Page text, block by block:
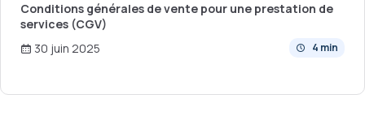
Conditions générales de vente pour une prestation de
services (CGV)
4 min
30 juin 2025